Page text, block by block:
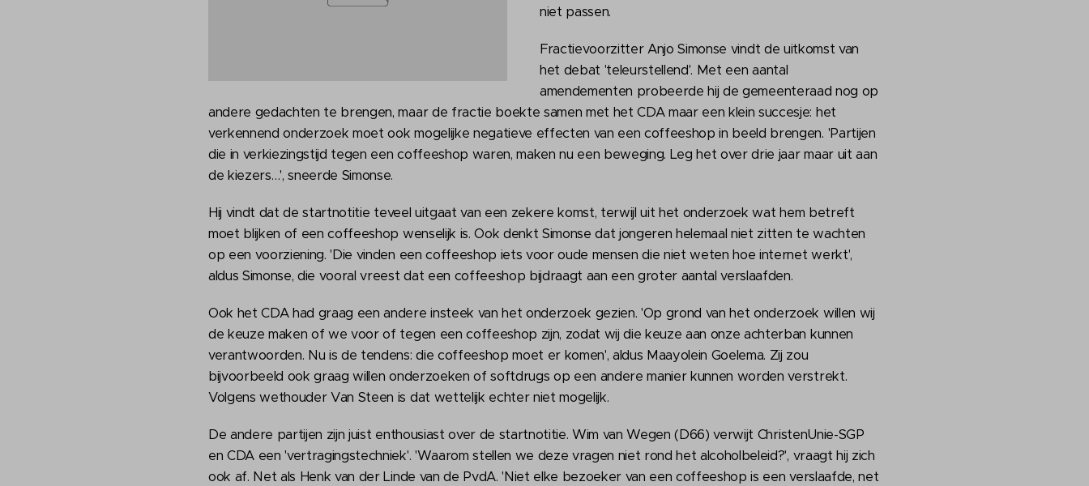
niet passen.
Fractievoorzitter Anjo Simonse vindt de uitkomst van
het debat 'teleurstellend'. Met een aantal
amendementen probeerde hij de gemeenteraad nog op
andere gedachten te brengen, maar de fractie boekte samen met het CDA maar een klein succesje: het
verkennend onderzoek moet ook mogelijke negatieve effecten van een coffeeshop in beeld brengen. 'Partijen
die in verkiezingstijd tegen een coffeeshop waren, maken nu een beweging. Leg het over drie jaar maar uit aan
de kiezers…', sneerde Simonse.
Hij vindt dat de startnotitie teveel uitgaat van een zekere komst, terwijl uit het onderzoek wat hem betreft
moet blijken of een coffeeshop wenselijk is. Ook denkt Simonse dat jongeren helemaal niet zitten te wachten
op een voorziening. 'Die vinden een coffeeshop iets voor oude mensen die niet weten hoe internet werkt',
aldus Simonse, die vooral vreest dat een coffeeshop bijdraagt aan een groter aantal verslaafden.
Ook het CDA had graag een andere insteek van het onderzoek gezien. 'Op grond van het onderzoek willen wij
de keuze maken of we voor of tegen een coffeeshop zijn, zodat wij die keuze aan onze achterban kunnen
verantwoorden. Nu is de tendens: die coffeeshop moet er komen', aldus Maayolein Goelema. Zij zou
bijvoorbeeld ook graag willen onderzoeken of softdrugs op een andere manier kunnen worden verstrekt.
Volgens wethouder Van Steen is dat wettelijk echter niet mogelijk.
De andere partijen zijn juist enthousiast over de startnotitie. Wim van Wegen (D66) verwijt ChristenUnie-SGP
en CDA een 'vertragingstechniek'. 'Waarom stellen we deze vragen niet rond het alcoholbeleid?', vraagt hij zich
ook af. Net als Henk van der Linde van de PvdA. 'Niet elke bezoeker van een coffeeshop is een verslaafde, net